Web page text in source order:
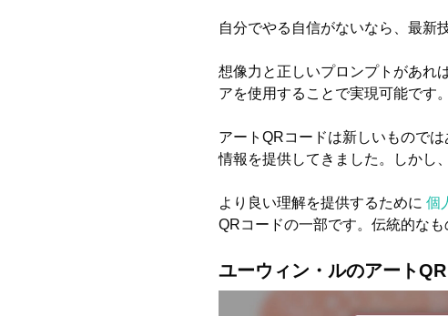
自分でやる自信がないなら、最新
想像力と正しいプロンプトがあれ
アを使用することで実現可能です。
アートQRコードは新しいもので
情報を提供してきました。しかし
より良い理解を提供するために 個
QRコードの一部です。伝統的なも
ユーウィン・ルのアート